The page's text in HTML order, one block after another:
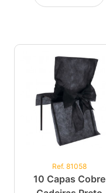
Ref. 81058
10 Capas Cobre